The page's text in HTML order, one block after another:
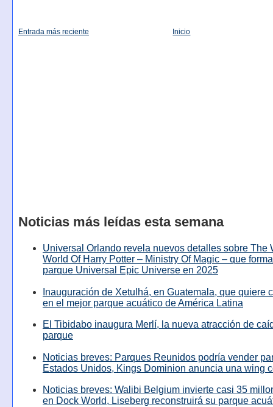
Entrada más reciente Inicio
Noticias más leídas esta semana
Universal Orlando revela nuevos detalles sobre The
World Of Harry Potter – Ministry Of Magic – que
parque Universal Epic Universe en 2025
Inauguración de Xetulhá, en Guatemala, que quiere
en el mejor parque acuático de América Latina
El Tibidabo inaugura Merlí, la nueva atracción de
parque
Noticias breves: Parques Reunidos podría vender
Estados Unidos, Kings Dominion anuncia una wing
Noticias breves: Walibi Belgium invierte casi 35
en Dock World, Liseberg reconstruirá su parque